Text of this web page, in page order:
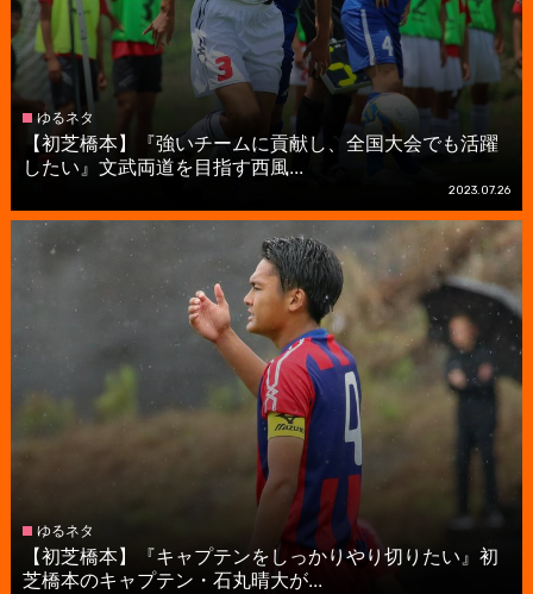
ゆるネタ
【初芝橋本】『強いチームに貢献し、全国大会でも活躍
したい』文武両道を目指す西風...
2023.07.26
ゆるネタ
【初芝橋本】『キャプテンをしっかりやり切りたい』初
芝橋本のキャプテン・石丸晴大が...